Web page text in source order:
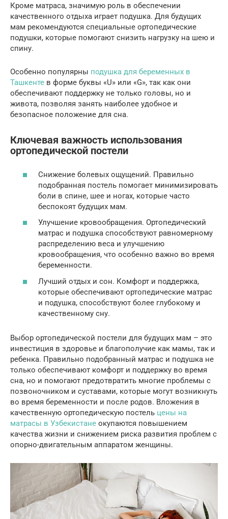
Кроме матраса, значимую роль в обеспечении
качественного отдыха играет подушка. Для будущих
мам рекомендуются специальные ортопедические
подушки, которые помогают снизить нагрузку на шею и
спину.
Особенно популярны подушка для беременных в
Ташкенте в форме буквы «U» или «G», так как они
обеспечивают поддержку не только головы, но и
живота, позволяя занять наиболее удобное и
безопасное положение для сна.
Ключевая важность использования
ортопедической постели
Снижение болевых ощущений. Правильно
подобранная постель помогает минимизировать
боли в спине, шее и ногах, которые часто
беспокоят будущих мам.
Улучшение кровообращения. Ортопедический
матрас и подушка способствуют равномерному
распределению веса и улучшению
кровообращения, что особенно важно во время
беременности.
Лучший отдых и сон. Комфорт и поддержка,
которые обеспечивают ортопедические матрас
и подушка, способствуют более глубокому и
качественному сну.
Выбор ортопедической постели для будущих мам – это
инвестиция в здоровье и благополучие как мамы, так и
ребенка. Правильно подобранный матрас и подушка не
только обеспечивают комфорт и поддержку во время
сна, но и помогают предотвратить многие проблемы с
позвоночником и суставами, которые могут возникнуть
во время беременности и после родов. Вложения в
качественную ортопедическую постель цены на
матрасы в Узбекистане окупаются повышением
качества жизни и снижением риска развития проблем с
опорно-двигательным аппаратом женщины.